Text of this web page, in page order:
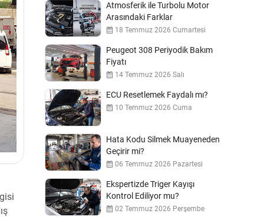
Atmosferik ile Turbolu Motor
Arasındaki Farklar
18 Temmuz 2026 Cumartesi
Peugeot 308 Periyodik Bakım
Fiyatı
14 Temmuz 2026 Salı
ECU Resetlemek Faydalı mı?
10 Temmuz 2026 Cuma
Hata Kodu Silmek Muayeneden
Geçirir mi?
06 Temmuz 2026 Pazartesi
Ekspertizde Triger Kayışı
Kontrol Ediliyor mu?
02 Temmuz 2026 Perşembe